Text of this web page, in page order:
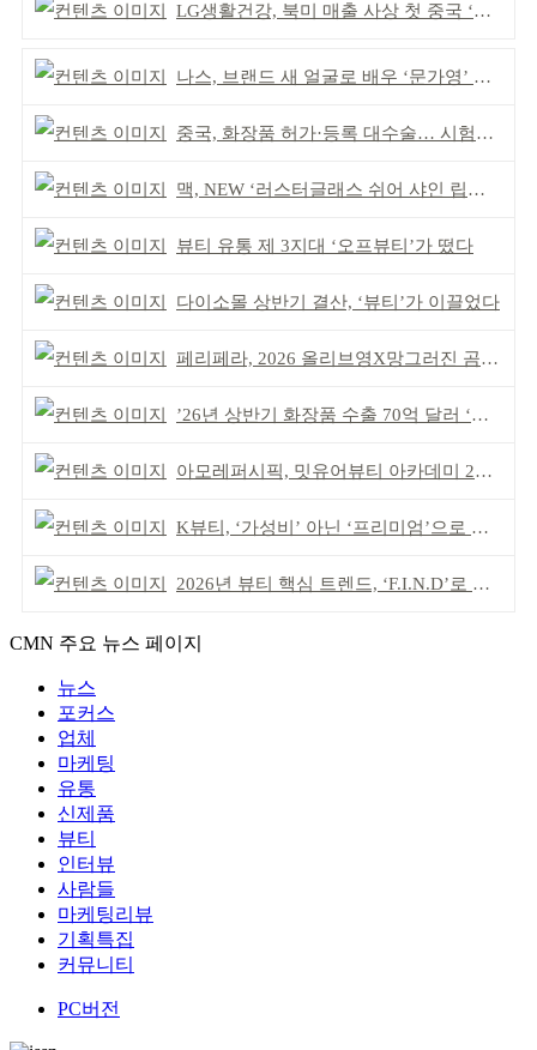
LG생활건강, 북미 매출 사상 첫 중국 ‘추월’
나스, 브랜드 새 얼굴로 배우 ‘문가영’ 발탁
중국, 화장품 허가·등록 대수술… 시험자료 공용 허용
맥, NEW ‘러스터글래스 쉬어 샤인 립스틱’ 출시
뷰티 유통 제 3지대 ‘오프뷰티’가 떴다
다이소몰 상반기 결산, ‘뷰티’가 이끌었다
페리페라, 2026 올리브영X망그러진 곰 콜라보
’26년 상반기 화장품 수출 70억 달러 ‘역대 최고’
아모레퍼시픽, 밋유어뷰티 아카데미 2기 발대식
K뷰티, ‘가성비’ 아닌 ‘프리미엄’으로 승부걸어야
2026년 뷰티 핵심 트렌드, ‘F.I.N.D’로 읽는다
CMN 주요 뉴스 페이지
뉴스
포커스
업체
마케팅
유통
신제품
뷰티
인터뷰
사람들
마케팅리뷰
기획특집
커뮤니티
PC버전